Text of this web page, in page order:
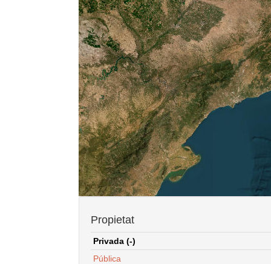
Propietat
Privada (-)
Pública